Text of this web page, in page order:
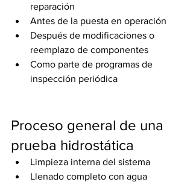
reparación
Antes de la puesta en operación
Después de modificaciones o
reemplazo de componentes
Como parte de programas de
inspección periódica
Proceso general de una
prueba hidrostática
Limpieza interna del sistema
Llenado completo con agua